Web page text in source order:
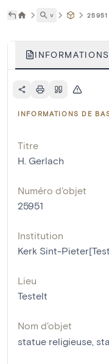
˅ 25951
INFORMATIONS
INFORMATIONS DE
Titre
H. Gerlach
Numéro d'objet
25951
Institution
Kerk Sint-
Lieu
Testelt
Nom d'objet
statue religieuse,